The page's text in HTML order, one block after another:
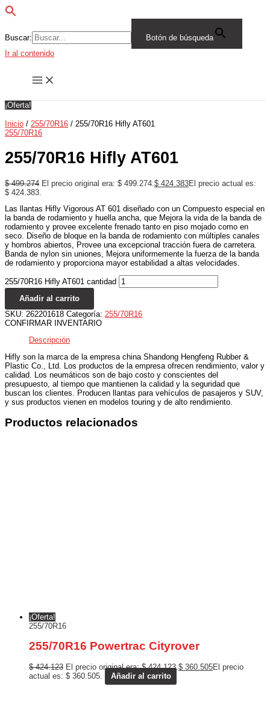
Buscar:
Botón de búsqueda
Ir al contenido
¡Oferta!
Inicio / 255/70R16 / 255/70R16 Hifly AT601
255/70R16
255/70R16 Hifly AT601
$499.274 El precio original era: $ 499.274. $ 424.383El precio actual es:
$ 424.383.
Las llantas Hifly Vigorous AT 601 diseñado con un Compuesto especial en
la banda de rodamiento y huella ancha, que Mejora la vida de la banda de
rodamiento y provee excelente frenado tanto en piso mojado como en
seco. Diseño de bloque en la banda de rodamiento con múltiples canales
y hombros abiertos, Provee una excepcional tracción fuera de carretera.
Banda de nylon sin uniones, Mejora uniformemente la fuerza de la banda
de rodamiento y proporciona mayor estabilidad a altas velocidades.
255/70R16 Hifly AT601 cantidad
Añadir al carrito
SKU: 262201618 Categoría: 255/70R16
CONFIRMAR INVENTARIO
Descripción
Hifly son la marca de la empresa china Shandong Hengfeng Rubber &
Plastic Co., Ltd. Los productos de la empresa ofrecen rendimiento, valor y
calidad. Los neumáticos son de bajo costo y conscientes del
presupuesto, al tiempo que mantienen la calidad y la seguridad que
buscan los clientes. Producen llantas para vehículos de pasajeros y SUV,
y sus productos vienen en modelos touring y de alto rendimiento.
Productos relacionados
¡Oferta!
255/70R16
255/70R16 Powertrac Cityrover
$424.123 El precio original era: $ 424.123.$ 360.505El precio
actual es: $ 360.505.
Añadir al carrito